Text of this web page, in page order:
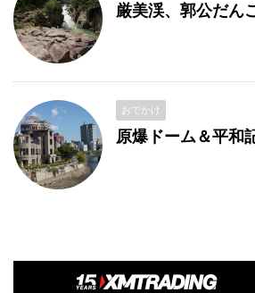
厳美渓、郭公だん
おでかけ
原爆ドーム＆平和